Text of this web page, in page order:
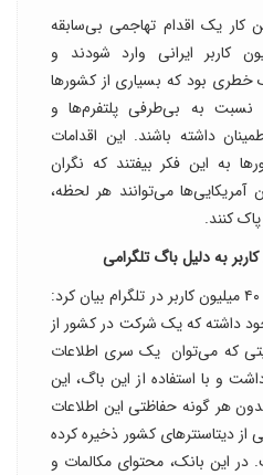
کار یک اقدام تهاجمی بی‌سابقه
به گوشی ۳۰ میلیون کاربر ایرانی وارد شودند و
خطری بود که بسیاری از کشورها
نسبت به بی‌طرفی پلتفرم‌ها و
داشته باشند. این اقدامات
به این فکر بیفتند که نگران
می‌توانند هر لحظه،
کنند.
وی درباره فاش شدن اطلاعات ۴۰ میلیون کاربر در تلگرام بیان کرد:
داشته که یک شرکت در کشور از
که می‌توان یک سری اطلاعات
و با استفاده از این باگ، این
هر گونه حفاظتی این اطلاعات
از دیتاسنترهای کشور ذخیره کرده
این بانک، محتوای مکالمات و